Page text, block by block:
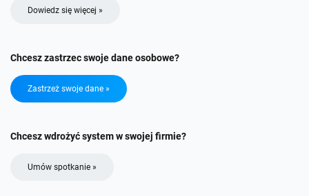
Dowiedz się więcej »
Chcesz zastrzec swoje dane osobowe?
Zastrzeż swoje dane »
Chcesz wdrożyć system w swojej firmie?
Umów spotkanie »